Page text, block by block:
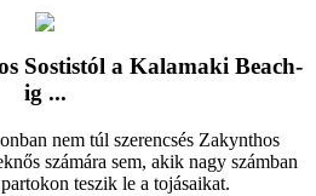
Sostistól a Kalamaki Beach-
ig ...
nem túl szerencsés Zakynthos
számára sem, akik nagy számban
teszik le a tojásaikat.